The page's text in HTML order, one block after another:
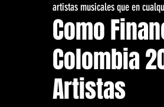
artistas musicales que en
Como
Colombia
Artistas